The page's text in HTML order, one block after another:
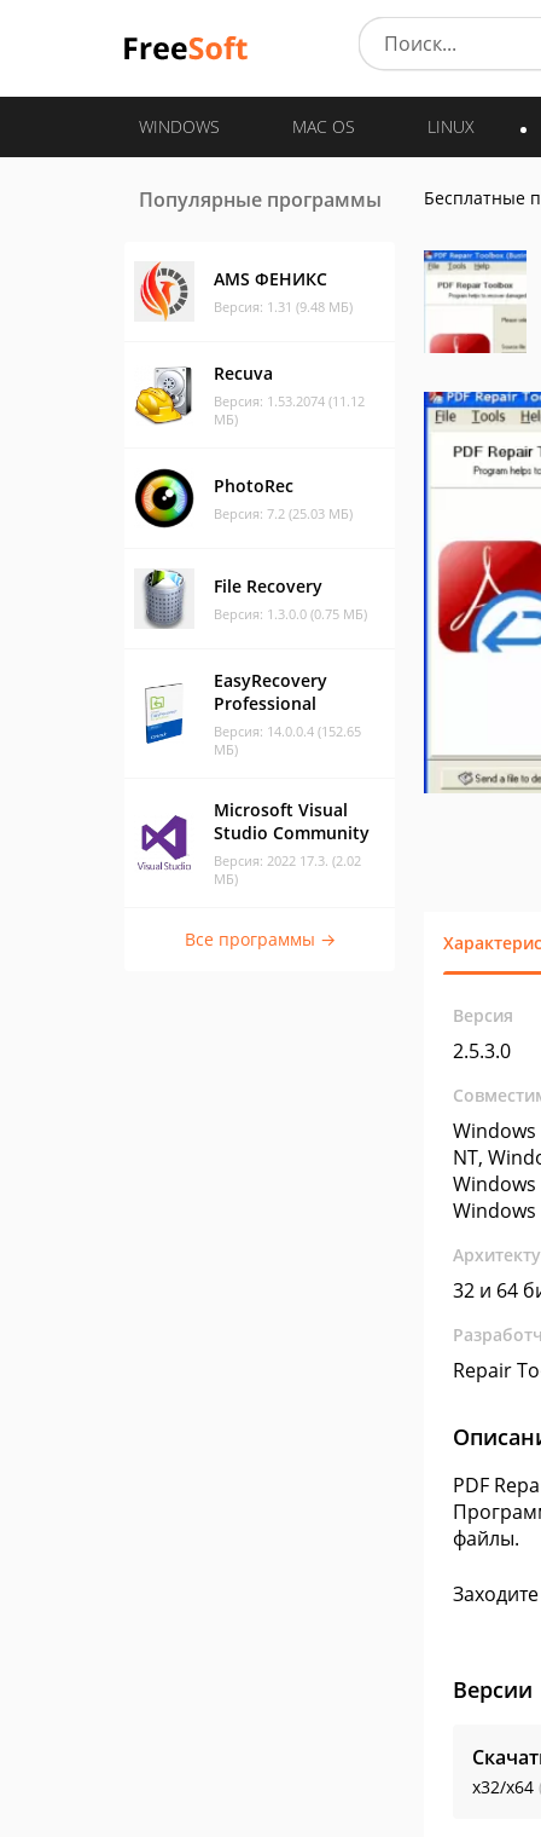
WINDOWS MAC OS LINUX
Популярные программы
AMS ФЕНИКС
Версия: 1.31 (9.48 МБ)
Recuva
Версия: 1.53.2074 (11.12
МБ)
PhotoRec
Версия: 7.2 (25.03 МБ)
File Recovery
Версия: 1.3.0.0 (0.75 МБ)
EasyRecovery
Professional
Версия: 14.0.0.4 (152.65
МБ)
Microsoft Visual
Studio Community
Версия: 2022 17.3. (2.02
МБ)
Все программы →
Бесплатные
Версия
2.5.3.0
Windows
NT,
Windows
Windows
32 и 64
Repair
PDF
файлы.
Версии
x32/x64